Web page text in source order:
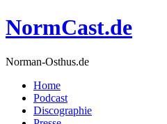
NormCast.de
Norman-Osthus.de
Home
Podcast
Discographie